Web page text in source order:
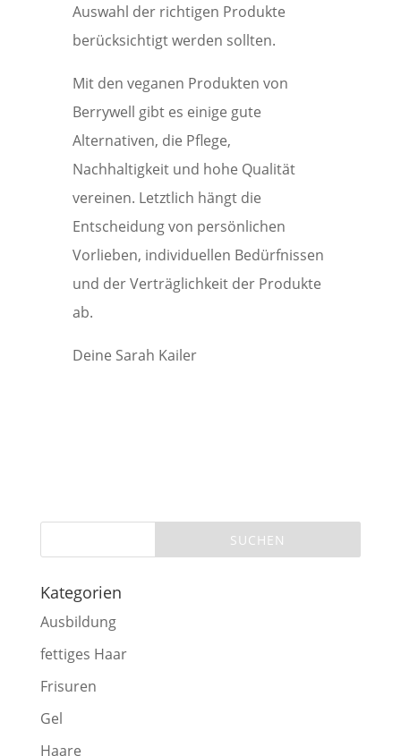
Auswahl der richtigen Produkte
berücksichtigt werden sollten.
Mit den veganen Produkten von
Berrywell gibt es einige gute
Alternativen, die Pflege,
Nachhaltigkeit und hohe Qualität
vereinen. Letztlich hängt die
Entscheidung von persönlichen
Vorlieben, individuellen Bedürfnissen
und der Verträglichkeit der Produkte
ab.
Deine Sarah Kailer
Kategorien
Ausbildung
fettiges Haar
Frisuren
Gel
Haare